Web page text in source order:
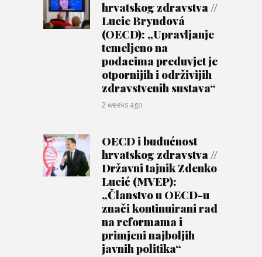
hrvatskog zdravstva //
Lucie Bryndová
(OECD): „Upravljanje
temeljeno na
podacima preduvjet je
otpornijih i održivijih
zdravstvenih sustava“
2 weeks ago
OECD i budućnost
hrvatskog zdravstva //
Državni tajnik Zdenko
Lucić (MVEP):
„Članstvo u OECD-u
znači kontinuirani rad
na reformama i
primjeni najboljih
javnih politika“